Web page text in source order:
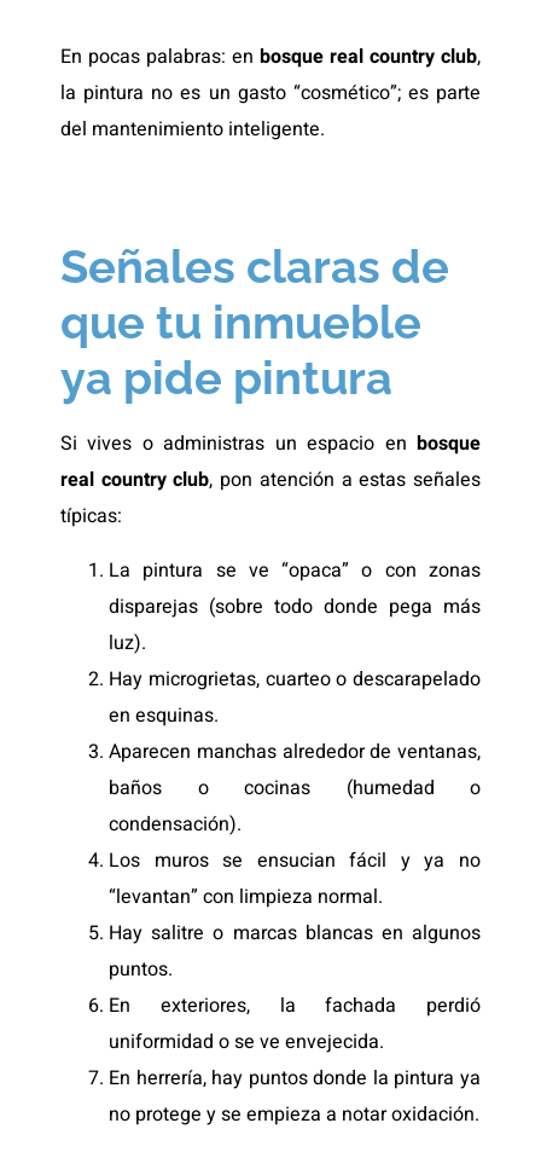
En pocas palabras: en bosque real country club,
la pintura no es un gasto “cosmético”; es parte
del mantenimiento inteligente.
Señales claras de
que tu inmueble
ya pide pintura
Si vives o administras un espacio en bosque
real country club, pon atención a estas señales
típicas:
La pintura se ve “opaca” o con zonas
disparejas (sobre todo donde pega más
luz).
Hay microgrietas, cuarteo o descarapelado
en esquinas.
Aparecen manchas alrededor de ventanas,
baños o cocinas (humedad o
condensación).
Los muros se ensucian fácil y ya no
“levantan” con limpieza normal.
Hay salitre o marcas blancas en algunos
puntos.
En exteriores, la fachada perdió
uniformidad o se ve envejecida.
En herrería, hay puntos donde la pintura ya
no protege y se empieza a notar oxidación.